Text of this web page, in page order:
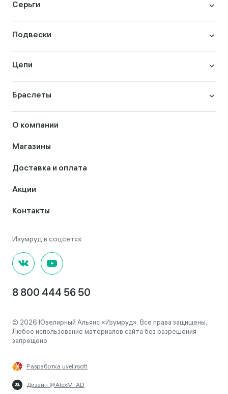
Серьги
Подвески
Цепи
Браслеты
О компании
Магазины
Доставка и оплата
Акции
Контакты
8 800 444 56 50
© 2026 Ювелирный Альянс «Изумруд». Все права защищены,
Любое использование материалов сайта без разрешения
запрещено.
Разработка uvelirsoft
Дизайн @AlexM_AD